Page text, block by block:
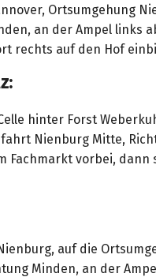
Ortsumgehung
an der Ampel links
rechts auf den Hof
hinter Forst
Nienburg Mitte,
Fachmarkt vorbei,
auf die
Minden, an der